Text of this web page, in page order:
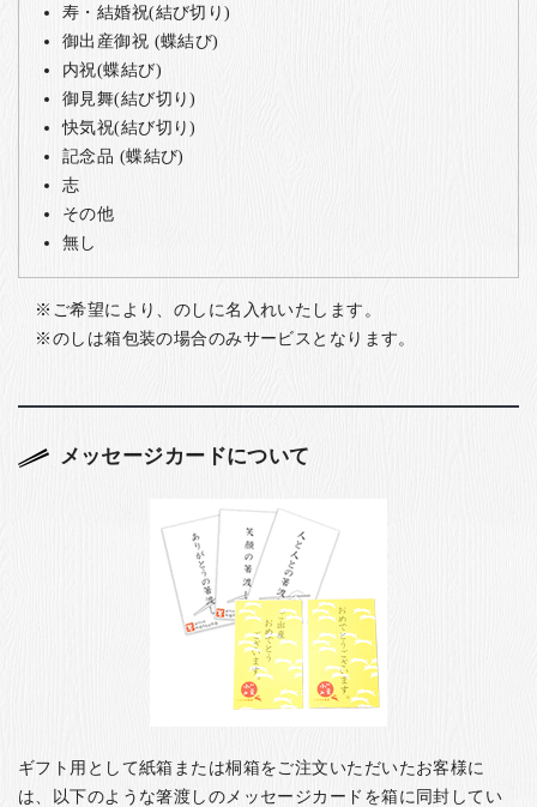
寿・結婚祝(結び切り)
御出産御祝 (蝶結び)
内祝(蝶結び)
御見舞(結び切り)
快気祝(結び切り)
記念品 (蝶結び)
志
その他
無し
ご希望により、のしに名入れいたします。
のしは箱包装の場合のみサービスとなります。
メッセージカードについて
ギフト用として紙箱または桐箱をご注文いただいたお客様に
は、以下のような箸渡しのメッセージカードを箱に同封してい